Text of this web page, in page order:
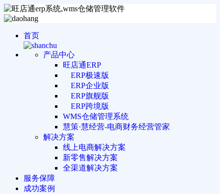
首页
产品中心
旺店通ERP
ERP极速版
ERP企业版
ERP旗舰版
ERP跨境版
WMS仓储管理系统
慧策·慧经营-电商财务经营管家
解决方案
线上电商解决方案
新零售解决方案
全渠道解决方案
服务保障
成功案例